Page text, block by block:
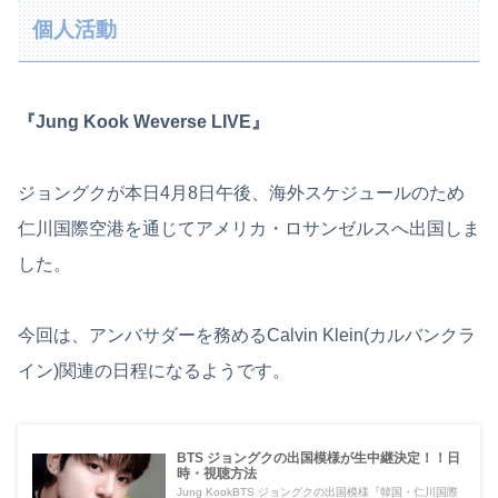
個人活動
『Jung Kook Weverse LIVE』
ジョングクが本日4月8日午後、海外スケジュールのため
仁川国際空港を通じてアメリカ・ロサンゼルスへ出国しま
した。
今回は、アンバサダーを務めるCalvin Klein(カルバンクラ
イン)関連の日程になるようです。
BTS ジョングクの出国模様が生中継決定！！日
時・視聴方法
Jung KookBTS ジョングクの出国模様『韓国・仁川国際